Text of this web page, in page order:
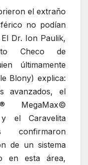
el extraño
no podían
Dr. Ion Paulik,
Checo de
últimamente
Blony) explica:
avanzados, el
MegaMax©
y el Caravelita
confirmaron
de un sistema
en esta área,